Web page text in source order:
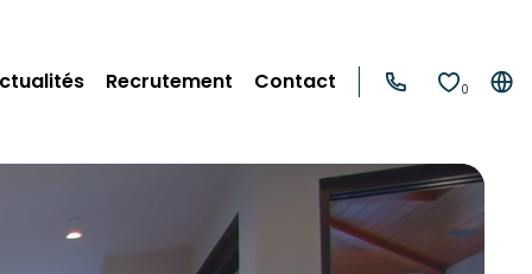
Recrutement Contact 0